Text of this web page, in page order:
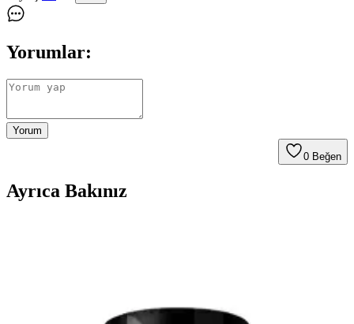
Yorumlar:
Yorum
0 Beğen
Ayrıca Bakınız
destekler, uzun vadeli kullanımda fayda sağlar.